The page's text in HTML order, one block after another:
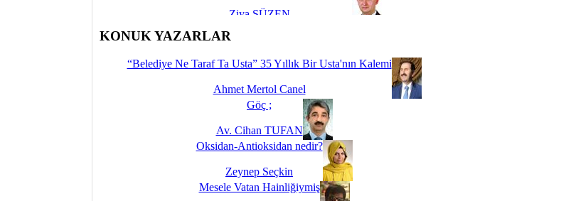
Ziya SÜZEN
İşte Biz buyuz...
KONUK YAZARLAR
“Belediye Ne Taraf Ta Usta” 35 Yıllık Bir Usta'nın Kalemi
Ahmet Mertol Canel
Göç ;
Av. Cihan TUFAN
Oksidan-Antioksidan nedir?
Zeynep Seçkin
Mesele Vatan Hainliğiymiş